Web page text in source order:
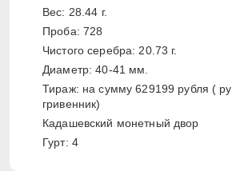
Вес: 28.44 г.
Проба: 728
Чистого серебра: 20.73 г.
Диаметр: 40-41 мм.
Тираж: на сумму 629199 рубля (
гривенник)
Кадашевский монетный двор
Гурт: 4